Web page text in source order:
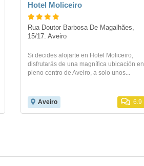
Hotel Moliceiro
Rua Doutor Barbosa De Magalhães,
15/17. Aveiro
Si decides alojarte en Hotel Moliceiro,
disfrutarás de una magnífica ubicación en
pleno centro de Aveiro, a solo unos...
Aveiro 6.9